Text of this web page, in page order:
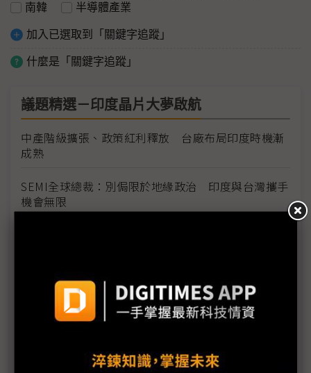
南韓
半導體產業
加入已選取到「關鍵字追蹤」
什麼是「關鍵字追蹤」
議題精選－印度晶片大夢啟航
中產階級擴張、政策紅利釋放 台廠布局印度時機漸
成熟
SEMI全球總裁：別侷限於地緣政治 印度與台灣攜手
機會無限
70年來投資印度不足200件 台廠聚焦三大優勢產業